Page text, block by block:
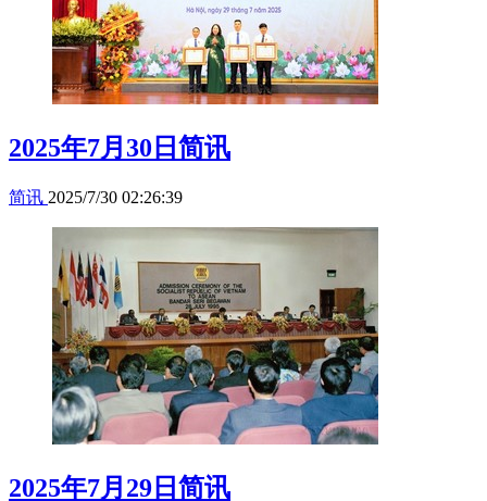
2025年7月30日简讯
简讯 2025/7/30 02:26:39
2025年7月29日简讯